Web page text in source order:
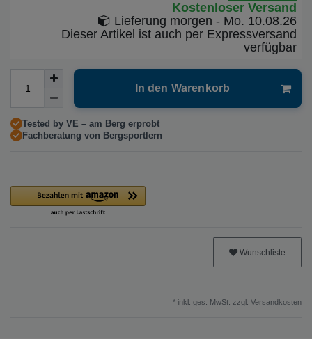
Kostenloser Versand
Lieferung morgen - Mo. 10.08.26
Dieser Artikel ist auch per Expressversand
verfügbar
In den Warenkorb
Tested by VE – am Berg erprobt
Fachberatung von Bergsportlern
Wunschliste
* inkl. ges. MwSt. zzgl. Versandkosten